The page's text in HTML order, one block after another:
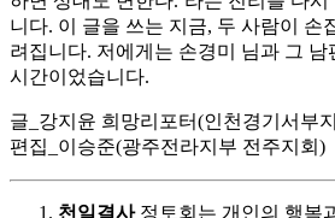
니다. 이 글을 쓰는 지금, 두 사람이 손
려집니다. 저에게는 손경미 님과 그
시간이었습니다.
글_강지윤 희망리포터(인천경기서부
편집_이승준(광주전라지부 전주지회)
천일결사정토회는 개인의 행복